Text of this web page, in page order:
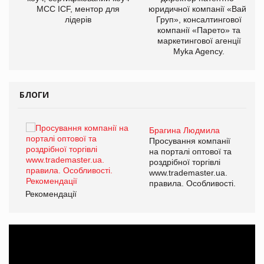
МСС ICF, ментор для
лідерів
юридичної компанії «Вайз
Груп», консалтингової
компанії «Парето» та
маркетингової агенції
Myka Agency.
БЛОГИ
Брагина Людмила
Просування компанії
на порталі оптової та
роздрібної торгівлі
www.trademaster.ua.
правила. Особливості.
Рекомендації